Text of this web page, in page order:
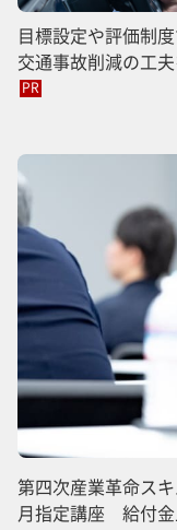
目標設定や評価制
交通事故削減の工
PR
第四次産業革命ス
月指定講座 給付金